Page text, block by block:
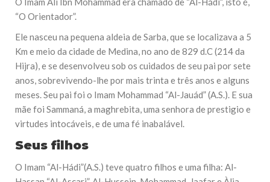
“O Orientador”.
Ele nasceu na pequena aldeia de Sarba, que se localizava a 5
Km e meio da cidade de Medina, no ano de 829 d.C (214 da
Hijra), e se desenvolveu sob os cuidados de seu pai por sete
anos, sobrevivendo-lhe por mais trinta e três anos e alguns
meses. Seu pai foi o Imam Mohammad “Al-Jauád” (A.S.). E sua
mãe foi Sammaná, a maghrebita, uma senhora de prestigio e
virtudes intocáveis, e de uma fé inabalável.
Seus filhos
O Imam “Al-Hádi”(A.S.) teve quatro filhos e uma filha: Al-